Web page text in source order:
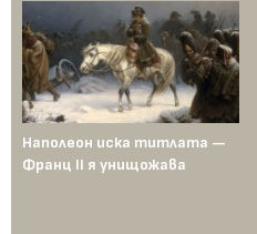
Наполеон иска титлата —
Франц II я унищожава